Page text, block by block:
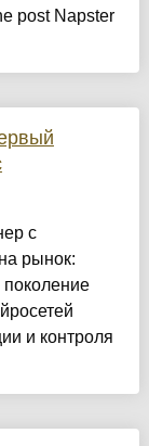
post Napster
с
рынок:
и контроля